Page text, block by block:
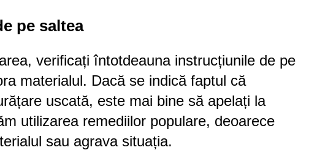
pe saltea
verificați întotdeauna instrucțiunile de pe
materialul. Dacă se indică faptul că
uscată, este mai bine să apelați la
utilizarea remediilor populare, deoarece
sau agrava situația.